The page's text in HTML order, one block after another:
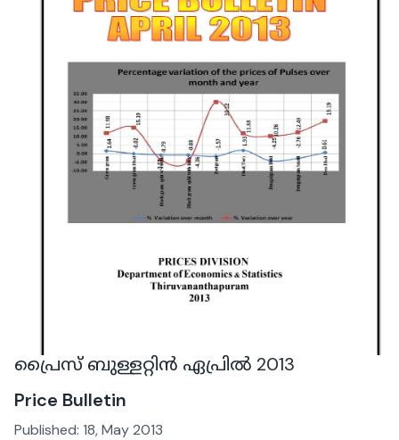
പ്രൈസ് ബുള്ളറ്റിൻ ഏപ്രിൽ 2013
Price Bulletin
Published: 18, May 2013